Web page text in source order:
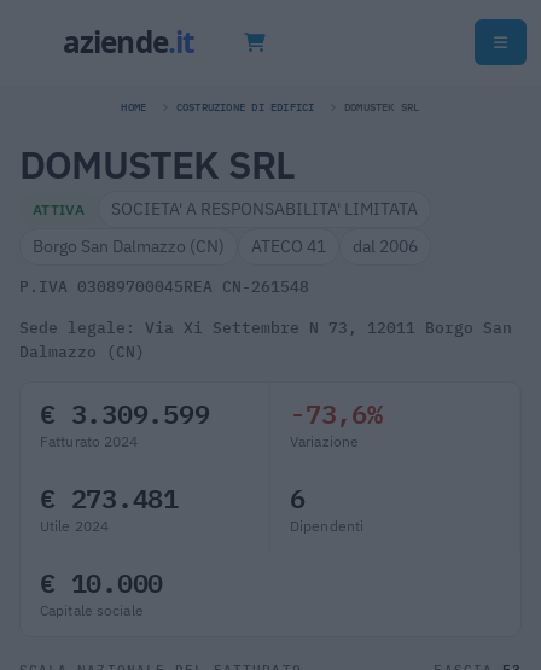
HOME COSTRUZIONE DI EDIFICI DOMUSTEK SRL
DOMUSTEK SRL
ATTIVA
SOCIETA' A RESPONSABILITA' LIMITATA
Borgo San Dalmazzo (CN)
ATECO 41 dal 2006
P.IVA 03089700045REA CN-261548
Sede legale: Via Xi Settembre N 73, 12011 Borgo San
Dalmazzo (CN)
€ 3.309.599
Fatturato 2024
-73,6%
Variazione
€ 273.481
Utile 2024
6
Dipendenti
€ 10.000
Capitale sociale